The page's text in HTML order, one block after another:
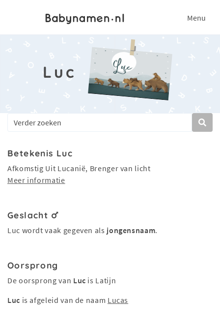
Menu
Luc
Betekenis Luc
Afkomstig Uit Lucanië, Brenger van licht
Meer informatie
Geslacht
Luc wordt vaak gegeven als jongensnaam.
Oorsprong
De oorsprong van Luc is Latijn
Luc is afgeleid van de naam Lucas